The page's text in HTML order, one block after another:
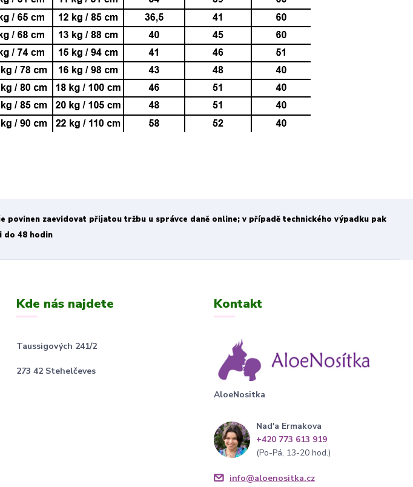
zaevidovat přijatou tržbu u správce daně online; v případě technického výpadku pak
do 48 hodin
Kde nás najdete
Taussigových 241/2
273 42 Stehelčeves
Kontakt
AloeNositka
Nad'a Ermakova
+420 773 613 919
(Po-Pá, 13-20 hod.)
info@aloenositka.cz